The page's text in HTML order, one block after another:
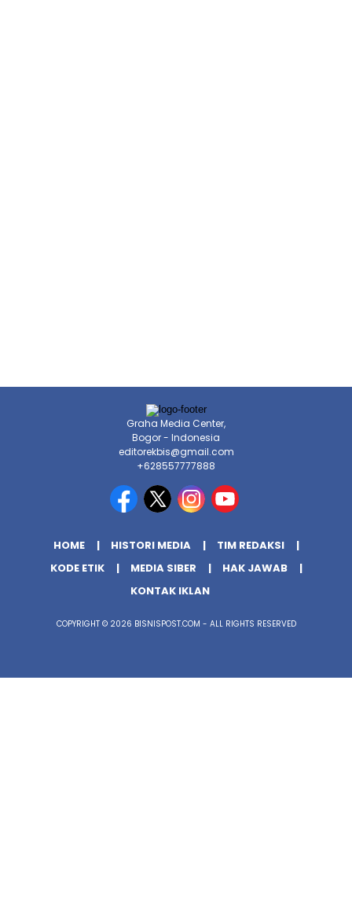
Graha Media Center,
Bogor - Indonesia
editorekbis@gmail.com
+628557777888
HOME HISTORI MEDIA
TIM REDAKSI
KODE ETIK
MEDIA SIBER
HAK JAWAB
KONTAK IKLAN
COPYRIGHT © 2026 BISNISPOST.COM - ALL RIGHTS RESERVED